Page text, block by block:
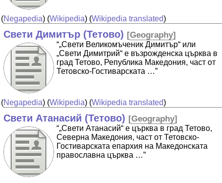
(Negapedia) (Wikipedia) (Wikipedia translated)
Свети Димитър (Тетово) [Geography]
“„Свети Великомъченик Димитър“ или
„Свети Димитрий“ е възрожденска църква в
град Тетово, Република Македония, част от
Тетовско-Гостиварската …”
(Negapedia) (Wikipedia) (Wikipedia translated)
Свети Атанасий (Тетово) [Geography]
“„Свети Атанасий“ е църква в град Тетово,
Северна Македония, част от Тетовско-
Гостиварската епархия на Македонската
православна църква …”